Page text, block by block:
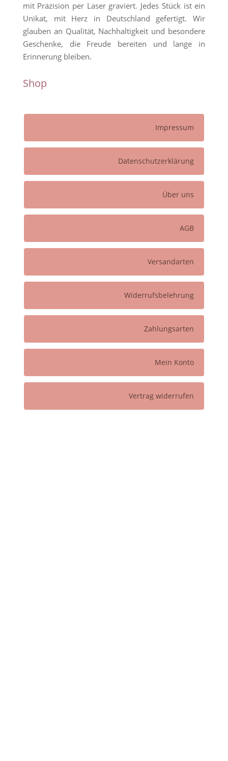
mit Präzision per Laser graviert. Jedes Stück ist ein
Unikat, mit Herz in Deutschland gefertigt. Wir
glauben an Qualität, Nachhaltigkeit und besondere
Geschenke, die Freude bereiten und lange in
Erinnerung bleiben.
Shop
Impressum
Datenschutzerklärung
Über uns
AGB
Versandarten
Widerrufsbelehrung
Zahlungsarten
Mein Konto
Vertrag widerrufen